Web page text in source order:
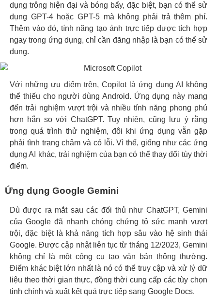
dụng trông hiện đại và bóng bẩy, đặc biệt, bạn có thể sử
dụng GPT-4 hoặc GPT-5 mà không phải trả thêm phí.
Thêm vào đó, tính năng tạo ảnh trực tiếp được tích hợp
ngay trong ứng dụng, chỉ cần đăng nhập là bạn có thể sử
dụng.
Với những ưu điểm trên, Copilot là ứng dụng AI không
thể thiếu cho người dùng Android. Ứng dụng này mang
đến trải nghiệm vượt trội và nhiều tính năng phong phú
hơn hẳn so với ChatGPT. Tuy nhiên, cũng lưu ý rằng
trong quá trình thử nghiệm, đôi khi ứng dụng vẫn gặp
phải tình trạng chậm và có lỗi. Vì thế, giống như các ứng
dụng AI khác, trải nghiệm của bạn có thể thay đổi tùy thời
điểm.
Ứng dụng Google Gemini
Dù được ra mắt sau các đối thủ như ChatGPT, Gemini
của Google đã nhanh chóng chứng tỏ sức mạnh vượt
trội, đặc biệt là khả năng tích hợp sâu vào hệ sinh thái
Google. Được cập nhật liên tục từ tháng 12/2023, Gemini
không chỉ là một công cụ tạo văn bản thông thường.
Điểm khác biệt lớn nhất là nó có thể truy cập và xử lý dữ
liệu theo thời gian thực, đồng thời cung cấp các tùy chọn
tinh chỉnh và xuất kết quả trực tiếp sang Google Docs.